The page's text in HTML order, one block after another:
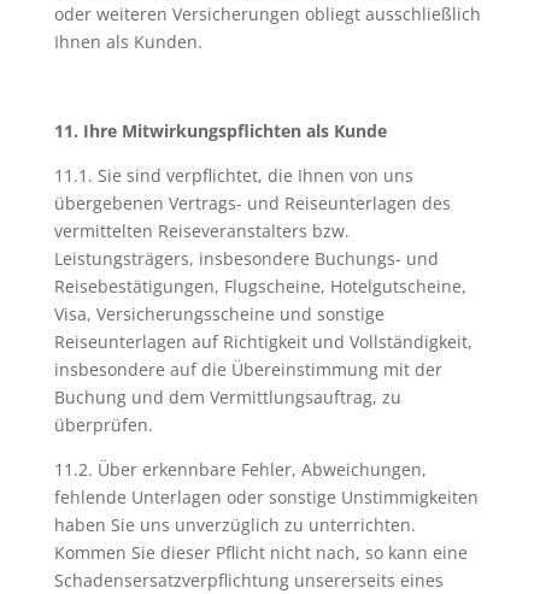
oder weiteren Versicherungen obliegt ausschließlich
Ihnen als Kunden.
11. Ihre Mitwirkungspflichten als Kunde
11.1. Sie sind verpflichtet, die Ihnen von uns
übergebenen Vertrags- und Reiseunterlagen des
vermittelten Reiseveranstalters bzw.
Leistungsträgers, insbesondere Buchungs- und
Reisebestätigungen, Flugscheine, Hotelgutscheine,
Visa, Versicherungsscheine und sonstige
Reiseunterlagen auf Richtigkeit und Vollständigkeit,
insbesondere auf die Übereinstimmung mit der
Buchung und dem Vermittlungsauftrag, zu
überprüfen.
11.2. Über erkennbare Fehler, Abweichungen,
fehlende Unterlagen oder sonstige Unstimmigkeiten
haben Sie uns unverzüglich zu unterrichten.
Kommen Sie dieser Pflicht nicht nach, so kann eine
Schadensersatzverpflichtung unsererseits eines